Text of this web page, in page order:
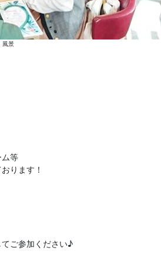
風景
等
ります！
ご参加ください♪